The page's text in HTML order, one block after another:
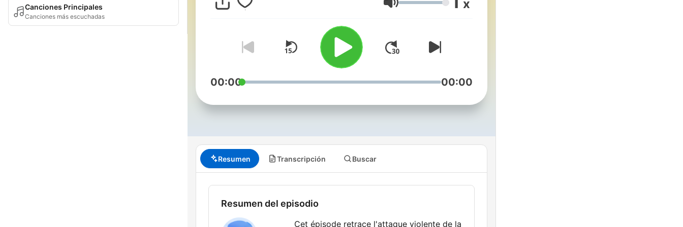
Canciones Principales
Canciones más escuchadas
Volumen x
00:00 00:00
Resumen Transcripción Buscar
Resumen del episodio
Cet épisode retrace l'attaque violente de la